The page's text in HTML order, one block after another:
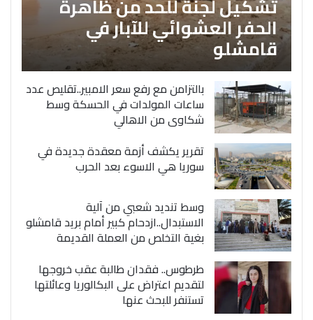
الحفر العشوائي للآبار في
قامشلو
بالتزامن مع رفع سعر الامبير..تقليص عدد
ساعات المولدات في الحسكة وسط
شكاوى من الاهالي
تقرير يكشف أزمة معقدة جديدة في
سوريا هي الاسوء بعد الحرب
وسط تنديد شعبي من آلية
الاستبدال..ازدحام كبير أمام بريد قامشلو
بغية التخلص من العملة القديمة
طرطوس.. فقدان طالبة عقب خروجها
لتقديم اعتراض على البكالوريا وعائلتها
تستنفر للبحث عنها